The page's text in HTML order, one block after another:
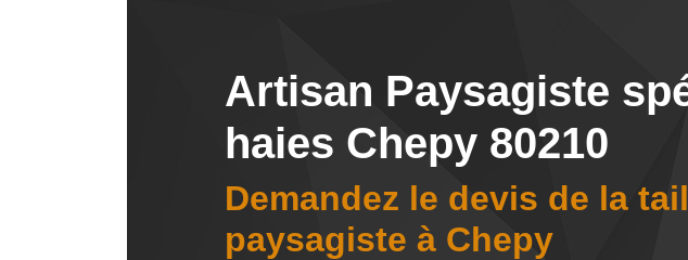
Artisan Paysagiste
haies Chepy 80210
Demandez le devis de la
paysagiste à Chepy